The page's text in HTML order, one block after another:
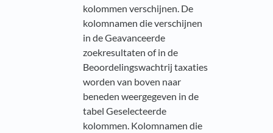
kolommen verschijnen. De
kolomnamen die verschijnen
in de Geavanceerde
zoekresultaten of in de
Beoordelingswachtrij taxaties
worden van boven naar
beneden weergegeven in de
tabel Geselecteerde
kolommen. Kolomnamen die